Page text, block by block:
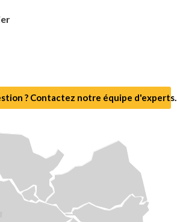
? Contactez notre équipe d'experts.